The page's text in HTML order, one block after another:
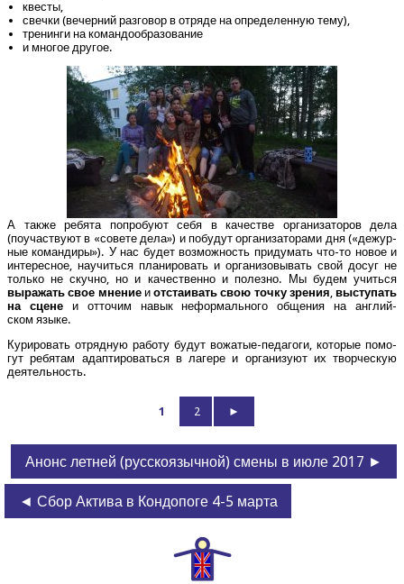
кве­сты,
свеч­ки (вечер­ний раз­го­вор в отря­де на опре­де­лен­ную тему),
тре­нин­ги на командообразование
и мно­гое другое.
А так­же ребя­та попро­бу­ют себя в каче­стве орга­ни­за­то­ров дела
(поучаст­ву­ют в «сове­те дела») и побу­дут орга­ни­за­то­ра­ми дня («дежур­
ные коман­ди­ры»). У нас будет воз­мож­ность при­ду­мать что-то новое и
инте­рес­ное, научить­ся пла­ни­ро­вать и орга­ни­зо­вы­вать свой досуг не
толь­ко не скуч­но, но и каче­ствен­но и полез­но. Мы будем учить­ся
выра­жать свое мне­ниеи отста­и­вать свою точ­ку зре­ния высту­пать
на сценеи отто­чим навык нефор­маль­но­го обще­ния на англий­
ском языке.
Кури­ро­вать отряд­ную рабо­ту будут вожа­тые-педа­го­ги, кото­рые помо­
гут ребя­там адап­ти­ро­вать­ся в лаге­ре и орга­ни­зу­ют их твор­че­скую
деятельность.
1 2 ►
Анонс летней (русскоязычной) смены в июле 2017 ►
◄ Сбор Актива в Кондопоге 4-5 марта